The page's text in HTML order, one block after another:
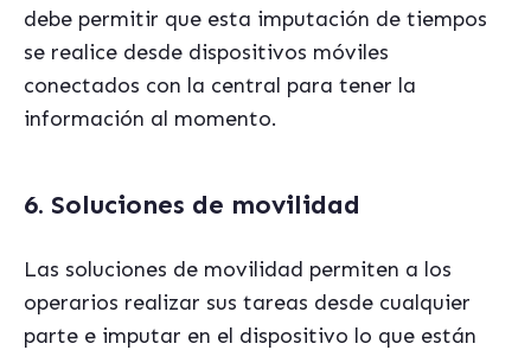
debe permitir que esta imputación de tiempos
se realice desde dispositivos móviles
conectados con la central para tener la
información al momento.
6. Soluciones de movilidad
Las soluciones de movilidad permiten a los
operarios realizar sus tareas desde cualquier
parte e imputar en el dispositivo lo que están